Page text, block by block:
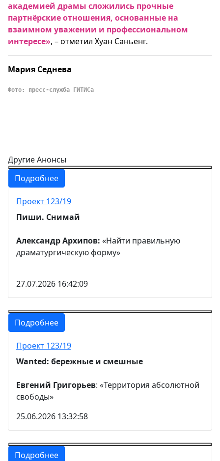
академией драмы сложились прочные
партнёрские отношения, основанные на
взаимном уважении и профессиональном
интересе», – отметил Хуан Саньенг.
Мария Седнева
Фото: пресс-служба ГИТИСа
Другие Анонсы
Подробнее
Проект 123/19
Пиши. Снимай
Александр Архипов: «Найти правильную
драматургическую форму»
27.07.2026 16:42:09
Подробнее
Проект 123/19
Wanted: бережные и смешные
Евгений Григорьев: «Территория абсолютной
свободы»
25.06.2026 13:32:58
Подробнее